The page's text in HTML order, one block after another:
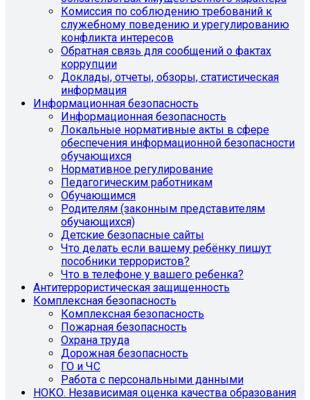
Комиссия по соблюдению требований к
служебному поведению и урегулированию
конфликта интересов
Обратная связь для сообщений о фактах
коррупции
Доклады, отчеты, обзоры, статистическая
информация
Информационная безопасность
Информационная безопасность
Локальные нормативные акты в сфере
обеспечения информационной безопасности
обучающихся
Нормативное регулирование
Педагогическим работникам
Обучающимся
Родителям (законным представителям
обучающихся)
Детские безопасные сайты
Что делать если вашему ребёнку пишут
пособники террористов?
Что в телефоне у вашего ребенка?
Антитеррористическая защищенность
Комплексная безопасность
Комплексная безопасность
Пожарная безопасность
Охрана труда
Дорожная безопасность
ГО и ЧС
Работа с персональными данными
НОКО. Независимая оценка качества образования